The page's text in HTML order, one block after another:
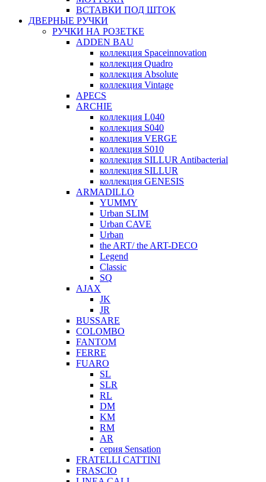
ВСТАВКИ ПОД ШТОК
ДВЕРНЫЕ РУЧКИ
РУЧКИ НА РОЗЕТКЕ
ADDEN BAU
коллекция Spaceinnovation
коллекция Quadro
коллекция Absolute
коллекция Vintage
APECS
ARCHIE
коллекция L040
коллекция S040
коллекция VERGE
коллекция S010
коллекция SILLUR Antibacterial
коллекция SILLUR
коллекция GENESIS
ARMADILLO
YUMMY
Urban SLIM
Urban CAVE
Urban
the ART/ the ART-DECO
Legend
Classic
SQ
AJAX
JK
JR
BUSSARE
COLOMBO
FANTOM
FERRE
FUARO
SL
SLR
RL
DM
KM
RM
AR
серия Sensation
FRATELLI CATTINI
FRASCIO